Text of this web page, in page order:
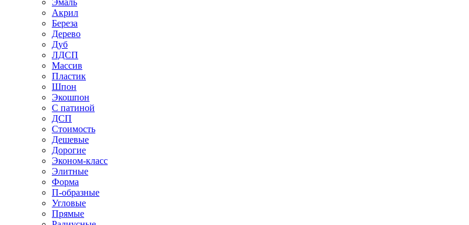
Акрил
Береза
Дерево
Дуб
ЛДСП
Массив
Пластик
Шпон
Экошпон
С патиной
ДСП
Стоимость
Дешевые
Дорогие
Эконом-класс
Элитные
Форма
П-образные
Угловые
Прямые